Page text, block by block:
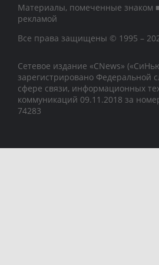
Материалы, помеченные знаком
рекламой
Все права защищены © 1995 –
Сетевое издание «CNews»
зарегистрировано Федеральной
сфере связи, информационных
коммуникаций 09.11.2018 за
74283